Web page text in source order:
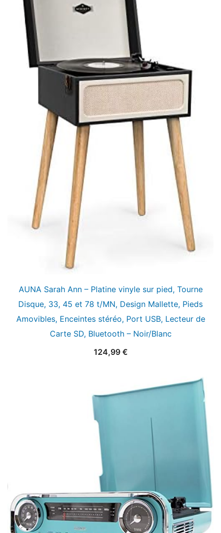
AUNA Sarah Ann – Platine vinyle sur pied, Tourne
Disque, 33, 45 et 78 t/MN, Design Mallette, Pieds
Amovibles, Enceintes stéréo, Port USB, Lecteur de
Carte SD, Bluetooth – Noir/Blanc
124,99 €